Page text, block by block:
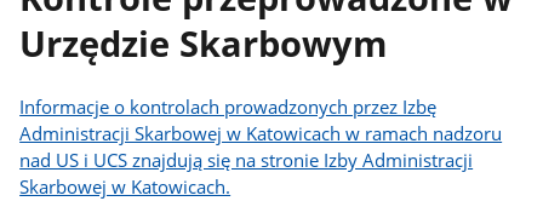
Urzędzie Skarbowym
Informacje o kontrolach prowadzonych przez Izbę
Administracji Skarbowej w Katowicach w ramach nadzoru
nad US i UCS znajdują się na stronie Izby Administracji
Skarbowej w Katowicach.